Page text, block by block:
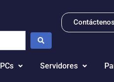
Contáctenos
PCs Servidores